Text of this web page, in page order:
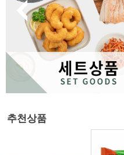
추천상품